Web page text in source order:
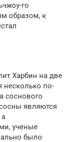
го
образом, к
Харбин на две
несколько по-
соснового
являются
ученые
было